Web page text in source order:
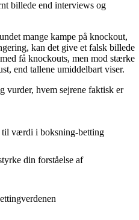
billede end interviews og
mange kampe på knockout,
kan det give et falsk billede
få knockouts, men mod stærke
end tallene umiddelbart viser.
vurder, hvem sejrene faktisk er
værdi i boksning-betting
din forståelse af